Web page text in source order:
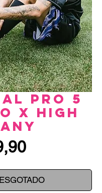
Pro 5
x High
Preço
ESGOTADO